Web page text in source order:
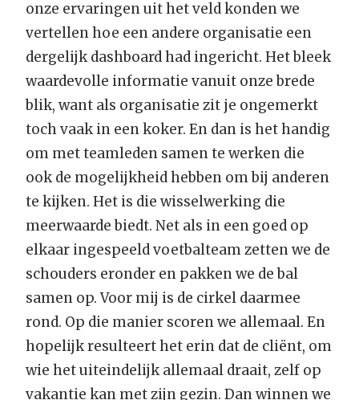
onze ervaringen uit het veld konden we
vertellen hoe een andere organisatie een
dergelijk dashboard had ingericht. Het bleek
waardevolle informatie vanuit onze brede
blik, want als organisatie zit je ongemerkt
toch vaak in een koker. En dan is het handig
om met teamleden samen te werken die
ook de mogelijkheid hebben om bij anderen
te kijken. Het is die wisselwerking die
meerwaarde biedt. Net als in een goed op
elkaar ingespeeld voetbalteam zetten we de
schouders eronder en pakken we de bal
samen op. Voor mij is de cirkel daarmee
rond. Op die manier scoren we allemaal. En
hopelijk resulteert het erin dat de cliënt, om
wie het uiteindelijk allemaal draait, zelf op
vakantie kan met zijn gezin. Dan winnen we